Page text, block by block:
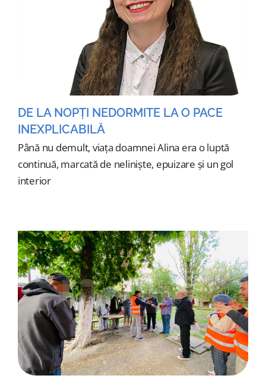
DE LA NOPȚI NEDORMITE LA O PACE
INEXPLICABILĂ
Până nu demult, viața doamnei Alina era o luptă
continuă, marcată de neliniște, epuizare și un gol
interior